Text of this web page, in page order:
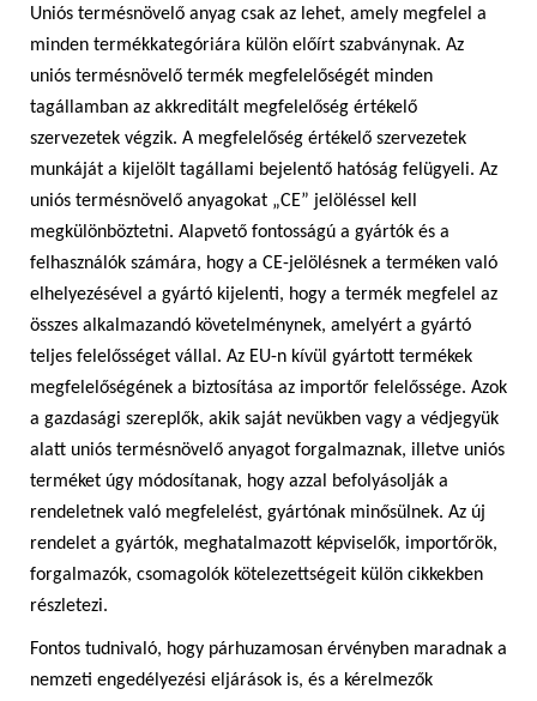
Uniós termésnövelő anyag csak az lehet, amely megfelel a
minden termékkategóriára külön előírt szabványnak. Az
uniós termésnövelő termék megfelelőségét minden
tagállamban az akkreditált megfelelőség értékelő
szervezetek végzik. A megfelelőség értékelő szervezetek
munkáját a kijelölt tagállami bejelentő hatóság felügyeli. Az
uniós termésnövelő anyagokat „CE” jelöléssel kell
megkülönböztetni. Alapvető fontosságú a gyártók és a
felhasználók számára, hogy a CE-jelölésnek a terméken való
elhelyezésével a gyártó kijelenti, hogy a termék megfelel az
összes alkalmazandó követelménynek, amelyért a gyártó
teljes felelősséget vállal. Az EU-n kívül gyártott termékek
megfelelőségének a biztosítása az importőr felelőssége. Azok
a gazdasági szereplők, akik saját nevükben vagy a védjegyük
alatt uniós termésnövelő anyagot forgalmaznak, illetve uniós
terméket úgy módosítanak, hogy azzal befolyásolják a
rendeletnek való megfelelést, gyártónak minősülnek. Az új
rendelet a gyártók, meghatalmazott képviselők, importőrök,
forgalmazók, csomagolók kötelezettségeit külön cikkekben
részletezi.
Fontos tudnivaló, hogy párhuzamosan érvényben maradnak a
nemzeti engedélyezési eljárások is, és a kérelmezők